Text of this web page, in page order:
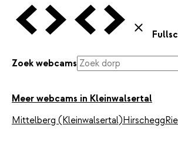
Vorige Webcam
Volgende Webcam
Vorige Webcam
Volgende
Sluiten
Zoek webcams
Meer webcams in Kleinwalsertal
Mittelberg (Kleinwalsertal)Hirschegg